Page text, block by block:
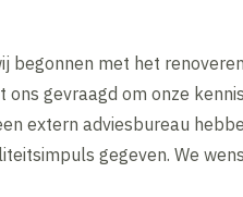
begonnen met het
ons gevraagd om onze
extern adviesbureau
gegeven. We